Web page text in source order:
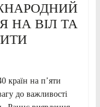
НА ВІЛ ТА
країн на п’яти
до важливості